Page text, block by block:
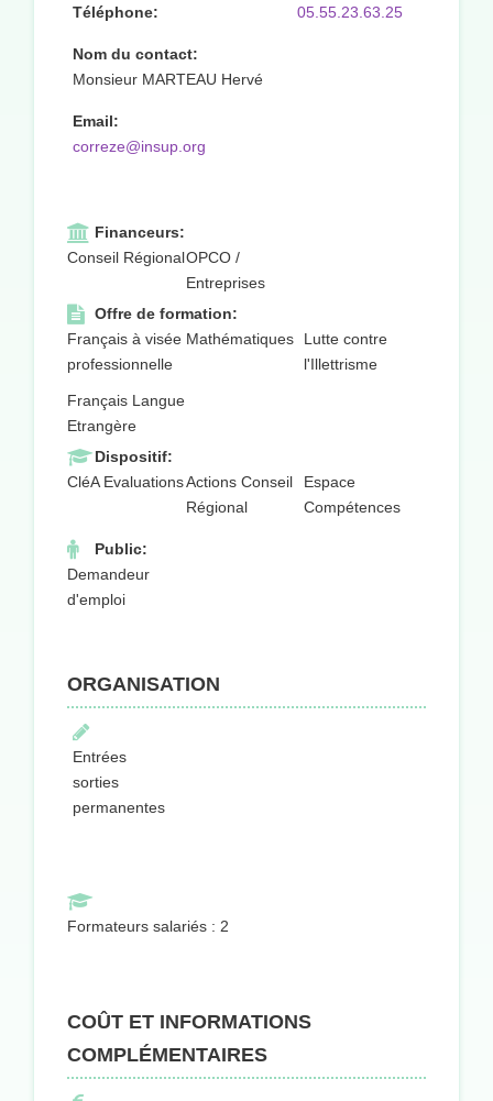
Téléphone: 05.55.23.63.25
Nom du contact:
Monsieur MARTEAU Hervé
Email:
correze@insup.org
Financeurs:
Conseil RégionalOPCO /
Entreprises
Offre de formation:
Français à visée
professionnelle
Mathématiques
Lutte contre
l'Illettrisme
Français Langue
Etrangère
Dispositif:
CléA EvaluationsActions Conseil
Régional
Espace
Compétences
Public:
Demandeur
d'emploi
ORGANISATION
Entrées
sorties
permanentes
Formateurs salariés : 2
COÛT ET INFORMATIONS
COMPLÉMENTAIRES